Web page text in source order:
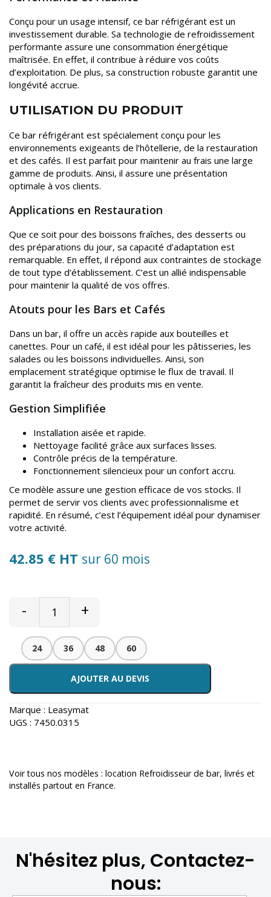
Conçu pour un usage intensif, ce bar réfrigérant est un
investissement durable. Sa technologie de refroidissement
performante assure une consommation énergétique
maîtrisée. En effet, il contribue à réduire vos coûts
d’exploitation. De plus, sa construction robuste garantit une
longévité accrue.
UTILISATION DU PRODUIT
Ce bar réfrigérant est spécialement conçu pour les
environnements exigeants de l’hôtellerie, de la restauration
et des cafés. Il est parfait pour maintenir au frais une large
gamme de produits. Ainsi, il assure une présentation
optimale à vos clients.
Applications en Restauration
Que ce soit pour des boissons fraîches, des desserts ou
des préparations du jour, sa capacité d’adaptation est
remarquable. En effet, il répond aux contraintes de stockage
de tout type d’établissement. C’est un allié indispensable
pour maintenir la qualité de vos offres.
Atouts pour les Bars et Cafés
Dans un bar, il offre un accès rapide aux bouteilles et
canettes. Pour un café, il est idéal pour les pâtisseries, les
salades ou les boissons individuelles. Ainsi, son
emplacement stratégique optimise le flux de travail. Il
garantit la fraîcheur des produits mis en vente.
Gestion Simplifiée
Installation aisée et rapide.
Nettoyage facilité grâce aux surfaces lisses.
Contrôle précis de la température.
Fonctionnement silencieux pour un confort accru.
Ce modèle assure une gestion efficace de vos stocks. Il
permet de servir vos clients avec professionnalisme et
rapidité. En résumé, c’est l’équipement idéal pour dynamiser
votre activité.
42.85 € HT sur 60 mois
- +
24 36 48 60
AJOUTER AU DEVIS
Marque : Leasymat
UGS : 7450.0315
Voir tous nos modèles : location Refroidisseur de bar, livrés et
installés partout en France.
N'hésitez plus, Contactez-
nous: